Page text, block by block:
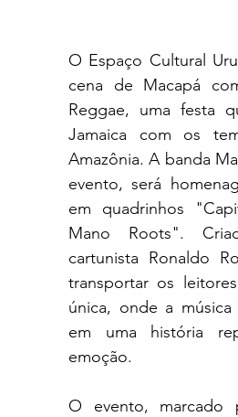
O Espaço Cultural
cena de Macapá
Reggae, uma festa
Jamaica com os
Amazônia. A banda
evento, será
em quadrinhos
Mano Roots".
cartunista Ronaldo
transportar os
única, onde a
em uma história
emoção.
O evento, marcado